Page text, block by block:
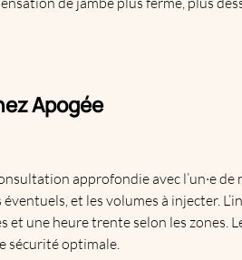
Apogée
approfondie avec l’un·e de
et les volumes à injecter.
une heure trente selon les zones.
sécurité optimale.